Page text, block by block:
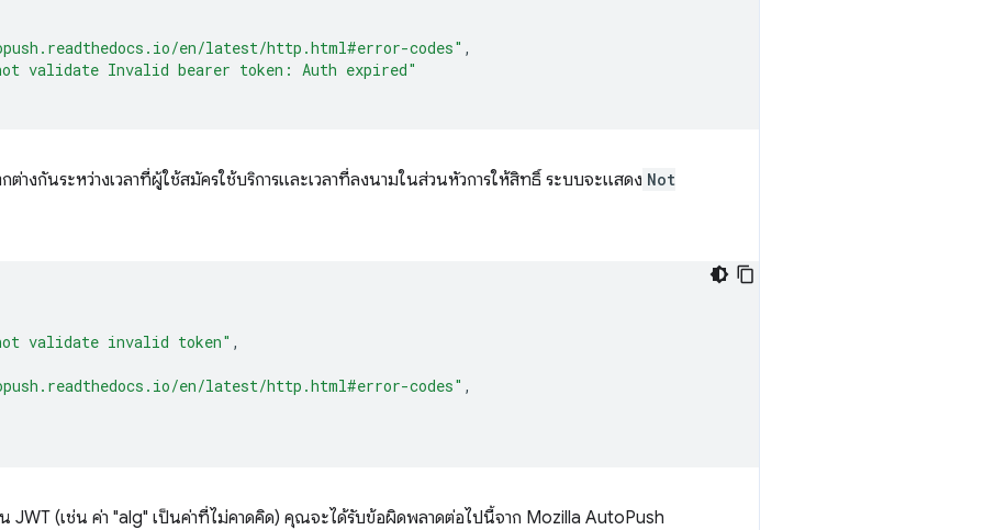
en/latest/http.html#error-codes" ,
validate Invalid bearer token: Auth expired"
างกันระหว่างเวลาที่ผู้ใช้สมัครใช้บริการและเวลาที่ลงนามในส่วนหัวการให้สิทธิ์ ระบบจะแสดง Not
validate invalid token" ,
en/latest/http.html#error-codes" ,
JWT (เช่น ค่า "alg" เป็นค่าที่ไม่คาดคิด) คุณจะได้รับข้อผิดพลาดต่อไปนี้จาก Mozilla AutoPush